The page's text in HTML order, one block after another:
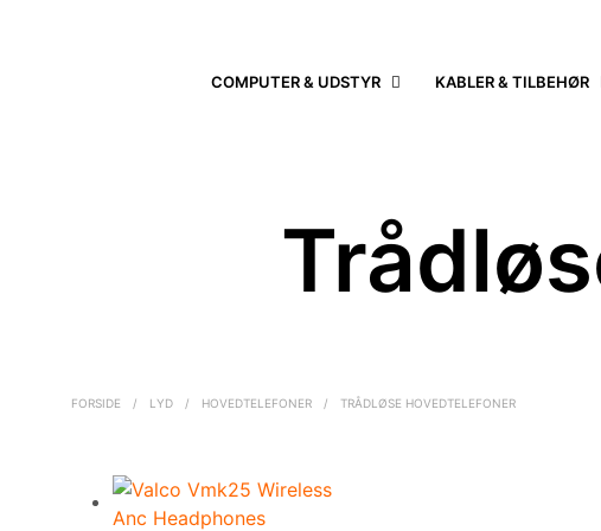
COMPUTER & UDSTYR KABLER & TILBEHØR
FORSIDE / LYD / HOVEDTELEFONER / TRÅDLØSE HOVEDTELEFONER